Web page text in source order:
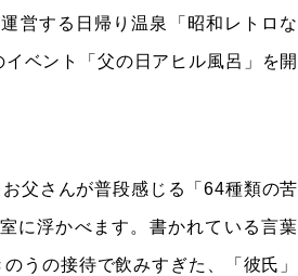
営する日帰り温泉「昭和レトロな
ベント「父の日アヒル風呂」を開
父さんが普段感じる「64種類の苦
に浮かべます。書かれている言葉
うの接待で飲みすぎた、「彼氏」